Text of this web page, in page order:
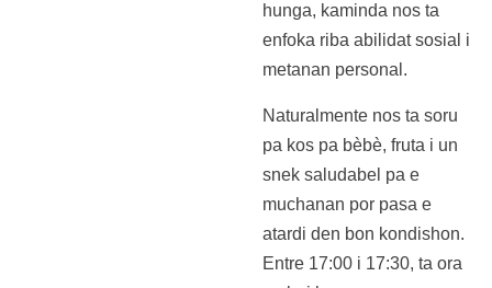
hunga, kaminda nos ta
enfoka riba abilidat sosial i
metanan personal.
Naturalmente nos ta soru
pa kos pa bèbè, fruta i un
snek saludabel pa e
muchanan por pasa e
atardi den bon kondishon.
Entre 17:00 i 17:30, ta ora